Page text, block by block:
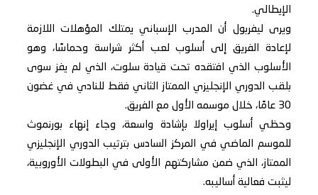
الإيطالي.
ويرى ليفربول أن المدرب الإسباني يمتلك المؤهلات اللازمة
لإعادة الفريق إلى أسلوب لعب أكثر شراسة وحماسًا، وهو
الأسلوب الذي افتقده تحت قيادة سلوت، الذي لم يفز سوى
بلقب الدوري الإنجليزي الممتاز الثاني فقط للنادي في غضون
30 عامًا، خلال موسمه الأول مع الفريق.
وحظي أسلوب إيراولا بإشادة واسعة، وجاء إنهاء بورنموث
للموسم الماضي في المركز السادس بترتيب الدوري الإنجليزي
الممتاز، الذي ضمن مشاركتهم الأولى في البطولات الأوروبية،
ليثبت فعالية أساليبه.